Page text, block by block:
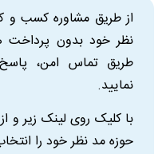
از طریق مشاوره کسب و
نظر خود بدون پرداخت
طریق تماس امن،
نمایید.
با کلیک روی لینک زیر و
حوزه مد نظر خود را